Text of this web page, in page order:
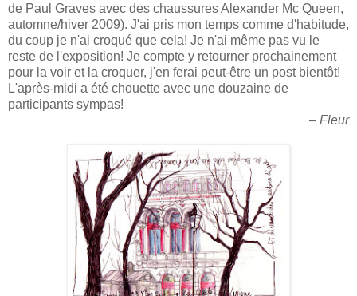
de Paul Graves avec des chaussures Alexander Mc Queen,
automne/hiver 2009). J'ai pris mon temps comme d'habitude,
du coup je n'ai croqué que cela! Je n'ai même pas vu le
reste de l'exposition! Je compte y retourner prochainement
pour la voir et la croquer, j'en ferai peut-être un post bientôt!
L'après-midi a été chouette avec une douzaine de
participants sympas!
– Fleur